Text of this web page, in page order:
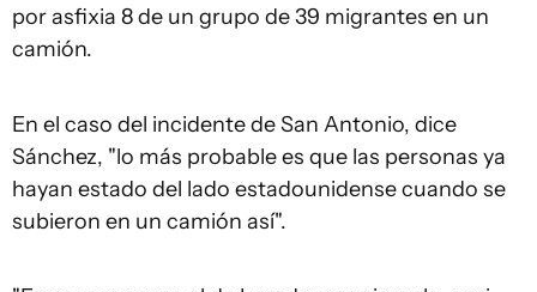
por asfixia 8 de un grupo de 39 migrantes en un
camión.
En el caso del incidente de San Antonio, dice
Sánchez, "lo más probable es que las personas ya
hayan estado del lado estadounidense cuando se
subieron en un camión así".